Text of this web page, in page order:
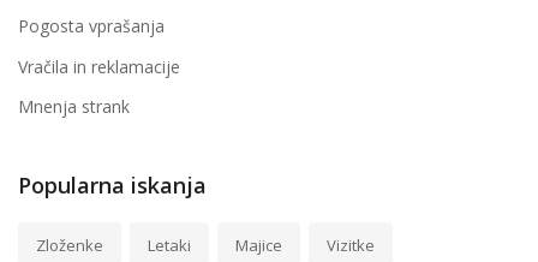
Pogosta vprašanja
Vračila in reklamacije
Mnenja strank
Popularna iskanja
Zloženke Letaki Majice Vizitke